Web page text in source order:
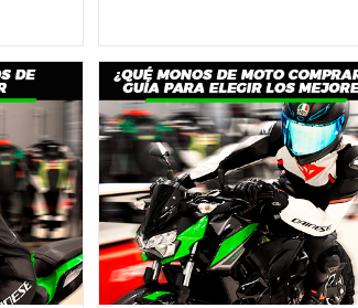
Comparativa